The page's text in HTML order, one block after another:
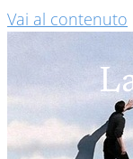
Vai al contenuto